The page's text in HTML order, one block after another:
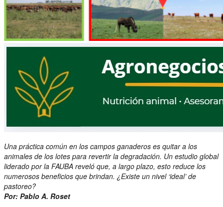
Una práctica común en los campos ganaderos es quitar a los
animales de los lotes para revertir la degradación. Un estudio global
liderado por la FAUBA reveló que, a largo plazo, esto reduce los
numerosos beneficios que brindan. ¿Existe un nivel ‘ideal’ de
pastoreo?
Por: Pablo A. Roset